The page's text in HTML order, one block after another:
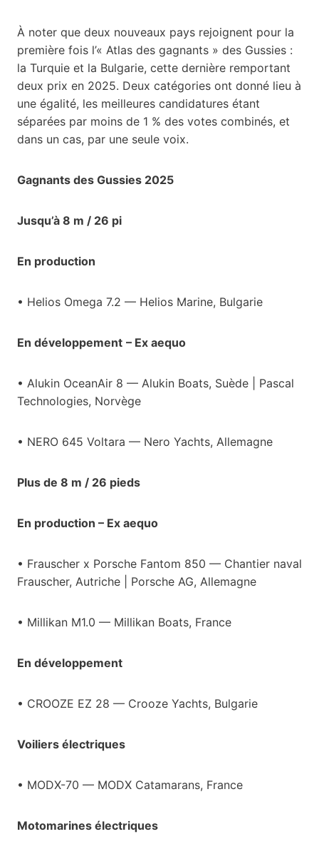
À noter que deux nouveaux pays rejoignent pour la
première fois l’« Atlas des gagnants » des Gussies :
la Turquie et la Bulgarie, cette dernière remportant
deux prix en 2025. Deux catégories ont donné lieu à
une égalité, les meilleures candidatures étant
séparées par moins de 1 % des votes combinés, et
dans un cas, par une seule voix.
Gagnants des Gussies 2025
Jusqu’à 8 m / 26 pi
En production
• Helios Omega 7.2 — Helios Marine, Bulgarie
En développement – Ex aequo
• Alukin OceanAir 8 — Alukin Boats, Suède | Pascal
Technologies, Norvège
• NERO 645 Voltara — Nero Yachts, Allemagne
Plus de 8 m / 26 pieds
En production – Ex aequo
• Frauscher x Porsche Fantom 850 — Chantier naval
Frauscher, Autriche | Porsche AG, Allemagne
• Millikan M1.0 — Millikan Boats, France
En développement
• CROOZE EZ 28 — Crooze Yachts, Bulgarie
Voiliers électriques
• MODX-70 — MODX Catamarans, France
Motomarines électriques